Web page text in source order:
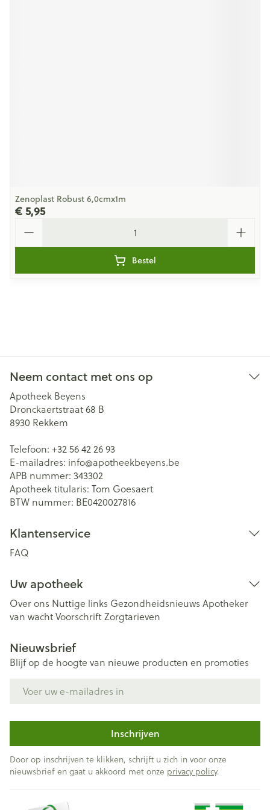
Zenoplast Robust 6,0cmx1m
€ 5,95
Bestel
Neem contact met ons op
Apotheek Beyens
Dronckaertstraat 68 B
8930 Rekkem
Telefoon: +32 56 42 26 93
E-mailadres: info@apotheekbeyens.be
APB nummer: 343302
Apotheek titularis: Tom Goesaert
BTW nummer: BE0420027816
Klantenservice
FAQ
Uw apotheek
Over ons Nuttige links Gezondheidsnieuws Apotheker
van wachtVoorschriftZorgtarieven
Nieuwsbrief
Blijf op de hoogte van nieuwe producten en promoties
Inschrijven
Door op inschrijven te klikken, schrijft u zich in voor onze
nieuwsbrief en gaat u akkoord met onze privacy policy.